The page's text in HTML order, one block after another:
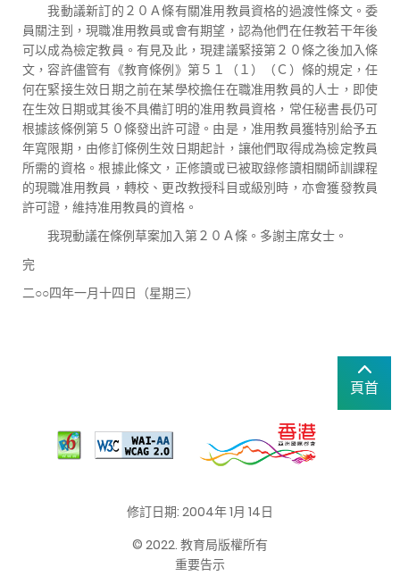
我動議新訂的２０Ａ條有關准用教員資格的過渡性條文。委
員關注到，現職准用教員或會有期望，認為他們在任教若干年後
可以成為檢定教員。有見及此，現建議緊接第２０條之後加入條
文，容許儘管有《教育條例》第５１（１）（Ｃ）條的規定，任
何在緊接生效日期之前在某學校擔任在職准用教員的人士，即使
在生效日期或其後不具備訂明的准用教員資格，常任秘書長仍可
根據該條例第５０條發出許可證。由是，准用教員獲特別給予五
年寬限期，由修訂條例生效日期起計，讓他們取得成為檢定教員
所需的資格。根據此條文，正修讀或已被取錄修讀相關師訓課程
的現職准用教員，轉校、更改教授科目或級別時，亦會獲發教員
許可證，維持准用教員的資格。
我現動議在條例草案加入第２０Ａ條。多謝主席女士。
完
二○○四年一月十四日（星期三）
頁首
修訂日期: 2004年 1月 14日
© 2022. 教育局版權所有
重要告示